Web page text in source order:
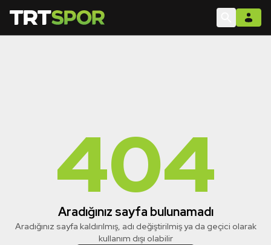
404
Aradığınız sayfa bulunamadı
Aradığınız sayfa kaldırılmış, adı değiştirilmiş ya da geçici olarak
kullanım dışı olabilir